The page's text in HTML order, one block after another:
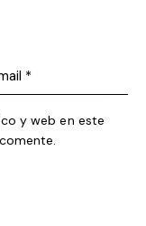
y web en este